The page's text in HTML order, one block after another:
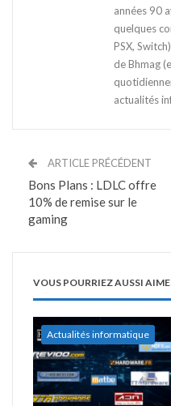
années 90
quelques
PSX,
de Bhmag
actualités
ARTICLE PRÉCÉDENT
Bons Plans : LDLC offre
10% de remise sur le
gaming
VOUS POURRIEZ AUSSI
Actualités informatique